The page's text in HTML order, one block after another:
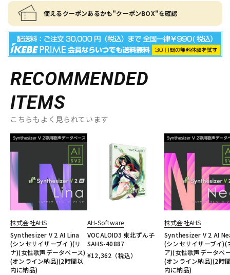
使えるクーポンあるかも"クーポンBOX"を確認
RECOMMENDED
ITEMS
こちらもよく見られています
株式会社AHS
Synthesizer V 2 AI Lina
(シンセサイザーブイ )(リ
ナ)(女性歌声データベース)
(オンライン納品)(2時間以
内に納品)
AH-Software
VOCALOID3 東北ずん子
SAHS-40887
¥12,362 （税込）
株式会社AHS
Synthesizer V 2 AI
(シンセサイザーブイ)(
ア)(女性歌声データベ
(オンライン納品)(2時
内に納品)